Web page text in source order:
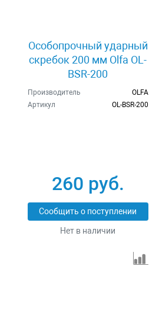
Особопрочный ударный
скребок 200 мм Olfa OL-
BSR-200
Производитель
OLFA
Артикул
OL-BSR-200
260 руб.
Сообщить о поступлении
Нет в наличии